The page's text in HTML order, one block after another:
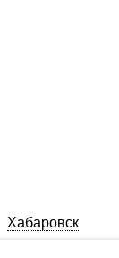
Хабаровск